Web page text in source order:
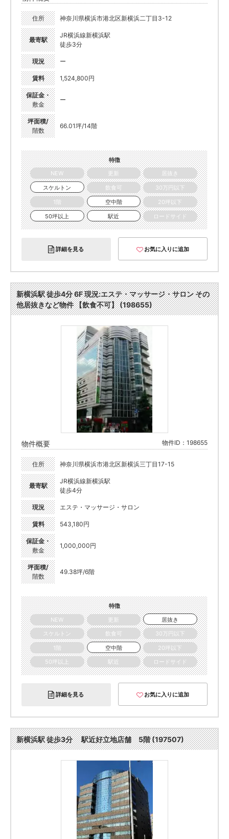
住所 神奈川県横浜市港北区新横浜二丁目3-12
最寄駅
JR横浜線新横浜駅
徒歩3分
現況 ー
賃料 1,524,800円
保証金・
敷金
ー
坪面積/
階数
66.01坪/14階
特徴
NEW
更新
居抜き
スケルトン
飲食可
30万円以下
1階
空中階
20坪以下
50坪以上
駅近 ロードサイド
詳細を見る お気に入りに追加
新横浜駅 徒歩4分 6F 現況:エステ・マッサージ・サロン その
他居抜きなど物件 【飲食不可】 (198655)
物件概要 物件ID：198655
住所 神奈川県横浜市港北区新横浜三丁目17-15
最寄駅
JR横浜線新横浜駅
徒歩4分
現況 エステ・マッサージ・サロン
賃料 543,180円
保証金・
敷金
1,000,000円
坪面積/
階数
49.38坪/6階
特徴
NEW
更新
居抜き
スケルトン
飲食可
30万円以下
1階
空中階
20坪以下
50坪以上
駅近 ロードサイド
詳細を見る お気に入りに追加
新横浜駅 徒歩3分 駅近好立地店舗 5階 (197507)